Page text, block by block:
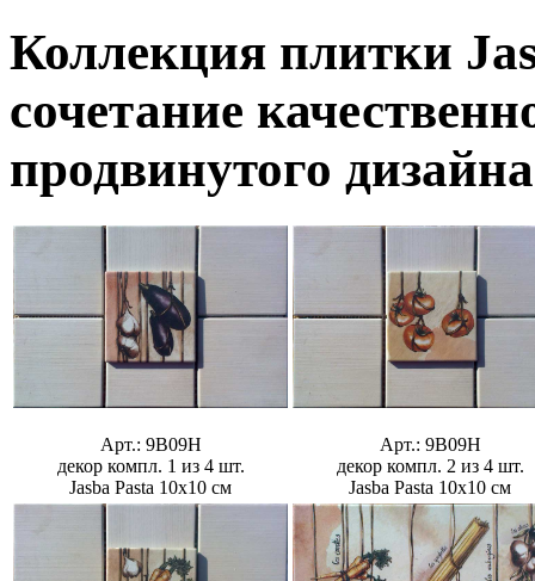
Коллекция плитки
сочетание
продвинутого
Арт.: 9B09H
декор компл. 1 из 4 шт.
Jasba Pasta 10x10 см
Арт.: 9B09H
декор компл. 2 из 4 шт.
Jasba Pasta 10x10 см